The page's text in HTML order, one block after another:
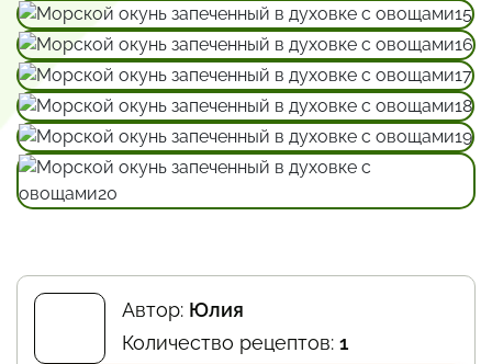
Автор: Юлия
Количество рецептов: 1